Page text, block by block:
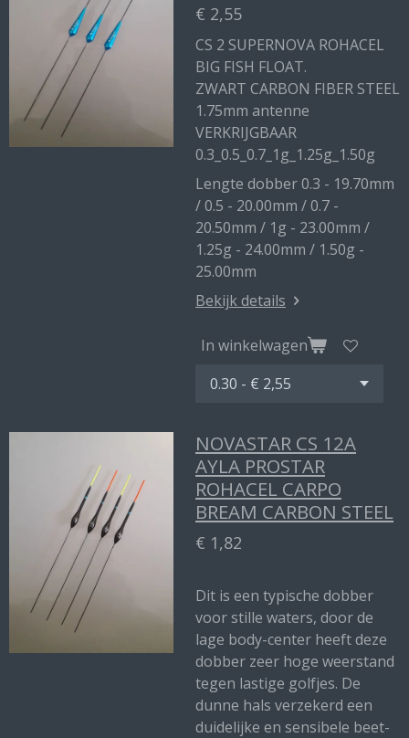
€ 2,55
CS 2 SUPERNOVA ROHACEL
BIG FISH FLOAT.
ZWART CARBON FIBER STEEL
1.75mm antenne
VERKRIJGBAAR
0.3_0.5_0.7_1g_1.25g_1.50g
Lengte dobber 0.3 - 19.70mm
/ 0.5 - 20.00mm / 0.7 -
20.50mm / 1g - 23.00mm /
1.25g - 24.00mm / 1.50g -
25.00mm
Bekijk details
In winkelwagen
NOVASTAR CS 12A
AYLA PROSTAR
ROHACEL CARPO
BREAM CARBON STEEL
€ 1,82
Dit is een typische dobber
voor stille waters, door de
lage body-center heeft deze
dobber zeer hoge weerstand
tegen lastige golfjes. De
dunne hals verzekerd een
duidelijke en sensibele beet-